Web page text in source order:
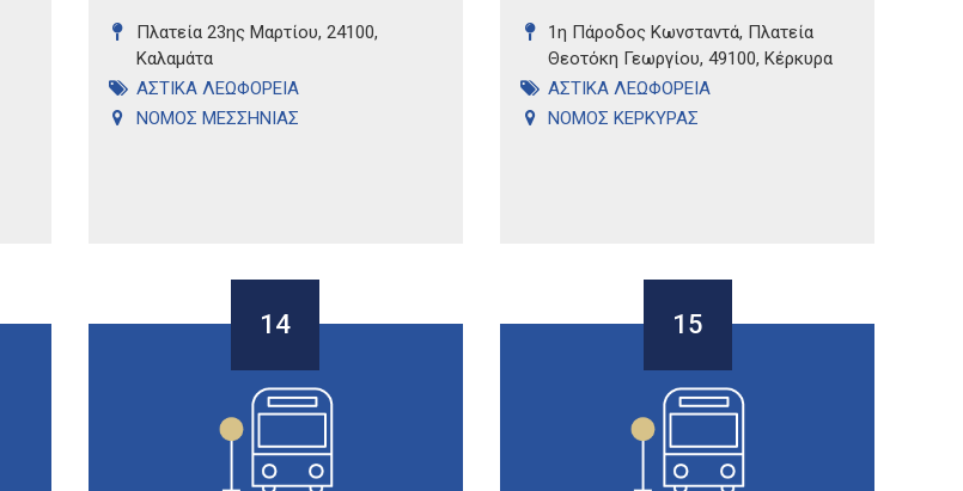
Πλατεία 23ης Μαρτίου, 24100,
Καλαμάτα
ΑΣΤΙΚΑ ΛΕΩΦΟΡΕΙΑ
ΝΟΜΟΣ ΜΕΣΣΗΝΙΑΣ
1η Πάροδος Κωνσταντά, Πλατεία
Θεοτόκη Γεωργίου, 49100, Κέρκυρα
ΑΣΤΙΚΑ ΛΕΩΦΟΡΕΙΑ
ΝΟΜΟΣ ΚΕΡΚΥΡΑΣ
14 15